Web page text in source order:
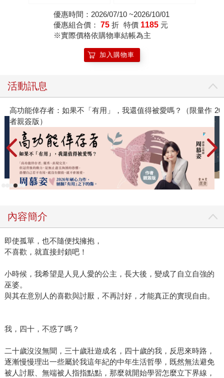
優惠時間：2026/07/10 ~2026/10/01
優惠組合價： 75 折 特價 1185 元
※實際價格依購物車結帳為主
加入購物車
活動訊息
高功能倖存者：如果不「有用」，我還值得被愛嗎？（限量作
者親簽版）
內容簡介
即使孤單，也不隨便找擁抱，
不喜歡，就直接封鎖吧！
小時候，我希望是人見人愛的公主，長大後，變成了自立自強的
巫婆。
與其在意別人的喜歡與討厭，不再討好，才能真正的實現自由。
我，四十，不惑了嗎？
二十歲沒沒無聞，三十歲壯遊成名，四十歲的我，反思來時路，
逐漸慢慢理出一些屬於我這年紀的中年生活哲學，既然無法避免
被人討厭、無端被人指指點點，那麼就開始學習怎麼立下界線，